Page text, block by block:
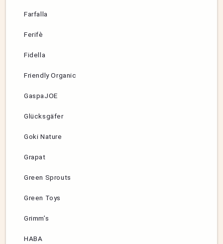
Farfalla
Ferifè
Fidella
Friendly Organic
GaspaJOE
Glücksgäfer
Goki Nature
Grapat
Green Sprouts
Green Toys
Grimm’s
HABA